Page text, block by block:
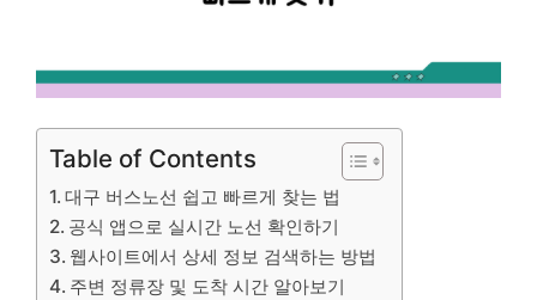
Table of Contents
대구 버스노선 쉽고 빠르게 찾는 법
공식 앱으로 실시간 노선 확인하기
웹사이트에서 상세 정보 검색하는 방법
주변 정류장 및 도착 시간 알아보기